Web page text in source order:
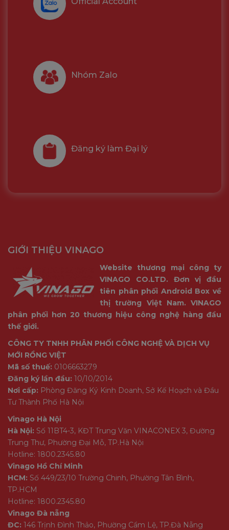
Nhóm Zalo
Đăng ký làm Đại lý
GIỚI THIỆU VINAGO
Website thương mại công ty
VINAGO CO.LTD. Đơn vị đầu
tiên phân phối Android Box về
thị trường Việt Nam. VINAGO
phân phối hơn 20 thương hiệu công nghệ hàng đầu
thế giới.
CÔNG TY TNHH PHÂN PHỐI CÔNG NGHỆ VÀ DỊCH VỤ
MỚI RỒNG VIỆT
Mã số thuế: 0106663279
Đăng ký lần đầu: 10/10/2014
Nơi cấp: Phòng Đăng Ký Kinh Doanh, Sở Kế Hoạch và Đầu
Tư Thành Phố Hà Nội
Vinago Hà Nội
Hà Nội: Số 11BT4-3, KĐT Trung Văn VINACONEX 3, Đường
Trung Thư, Phường Đại Mỗ, TP.Hà Nội
Hotline: 1800.2345.80
Vinago Hồ Chí Minh
HCM: Số 449/23/10 Trường Chinh, Phường Tân Bình,
TP.HCM
Hotline: 1800.2345.80
Vinago Đà nẵng
ĐC: 146 Trịnh Đình Thảo, Phường Cẩm Lệ, TP.Đà Nẵng